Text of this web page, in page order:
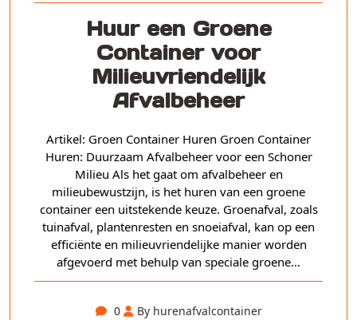
Huur een Groene
Container voor
Milieuvriendelijk
Afvalbeheer
Artikel: Groen Container Huren Groen Container
Huren: Duurzaam Afvalbeheer voor een Schoner
Milieu Als het gaat om afvalbeheer en
milieubewustzijn, is het huren van een groene
container een uitstekende keuze. Groenafval, zoals
tuinafval, plantenresten en snoeiafval, kan op een
efficiënte en milieuvriendelijke manier worden
afgevoerd met behulp van speciale groene…
0
By hurenafvalcontainer